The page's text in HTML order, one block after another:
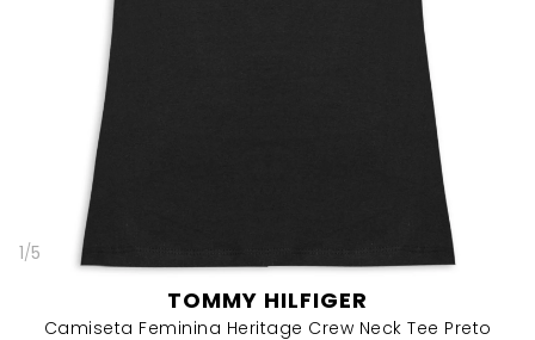
1/5
TOMMY HILFIGER
Camiseta Feminina Heritage Crew Neck Tee Preto